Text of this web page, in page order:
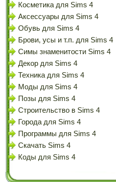
Косметика для Sims 4
Аксессуары для Sims 4
Обувь для Sims 4
Брови, усы и т.п. для Sims 4
Симы знаменитости Sims 4
Декор для Sims 4
Техника для Sims 4
Моды для Sims 4
Позы для Sims 4
Строительство в Sims 4
Города для Sims 4
Программы для Sims 4
Скачать Sims 4
Коды для Sims 4